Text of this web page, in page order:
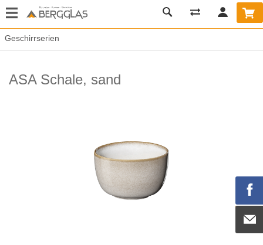
Geschirrserien
ASA Schale, sand